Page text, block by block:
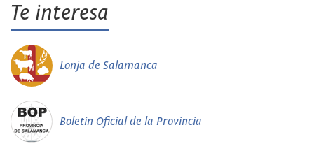
Te interesa
Lonja de Salamanca
Boletín Oficial de la Provincia